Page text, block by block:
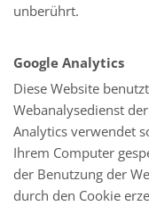
unberührt.
Google Analytics
Diese Website
Webanalysedienst
Analytics verwendet
Ihrem Computer
der Benutzung der
durch den Cookie